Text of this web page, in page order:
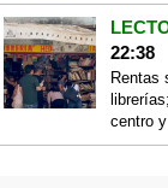
22:38
Rentas
centro